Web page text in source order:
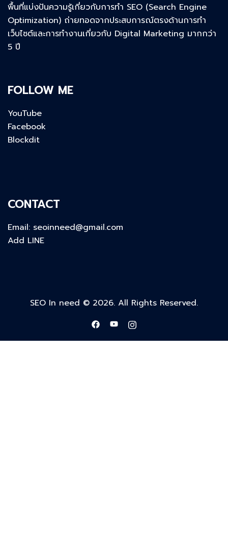
พื้นที่แบ่งปันความรู้เกี่ยวกับการทำ SEO (Search Engine
Optimization) ถ่ายทอดจากประสบการณ์ตรงด้านการทำ
เว็บไซต์และการทำงานเกี่ยวกับ Digital Marketing มากกว่า
5 ปี
FOLLOW ME
YouTube
Facebook
Blockdit
CONTACT
Email: seoinneed@gmail.com
Add LINE
SEO In need © 2026. All Rights Reserved.